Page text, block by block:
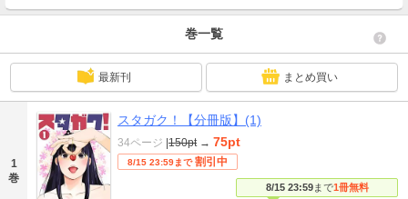
巻一覧
最新刊 まとめ買い
1
巻
スタガク！【分冊版】(1)
8/15 23:59まで1冊無料
34ページ 150pt → 75pt
8/15 23:59まで 割引中